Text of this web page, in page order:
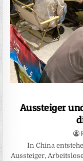
Aussteiger
In China
Aussteiger,